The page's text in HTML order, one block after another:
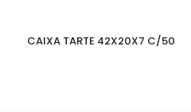
CAIXA TARTE 42X20X7 C/50